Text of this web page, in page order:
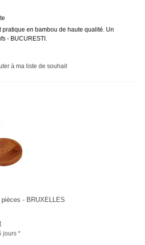
pratique en bambou de haute qualité. Un
- BUCURESTI.
à ma liste de souhait
- BRUXELLES
jours *